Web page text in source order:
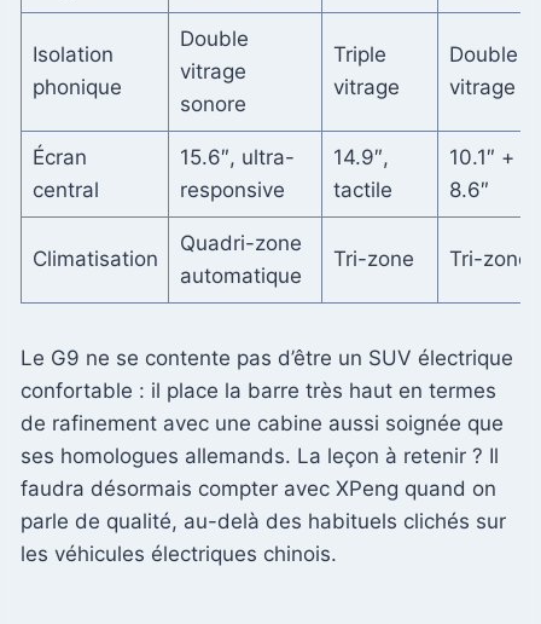
Isolation
phonique
Double
vitrage
sonore
Triple
vitrage
Double
vitrage
Écran
central
15.6″, ultra-
responsive
14.9″,
tactile
10.1″ +
8.6″
Climatisation
Quadri-zone
automatique
Tri-zone Tri-zone
Le G9 ne se contente pas d’être un SUV électrique
confortable : il place la barre très haut en termes
de rafinement avec une cabine aussi soignée que
ses homologues allemands. La leçon à retenir ? Il
faudra désormais compter avec XPeng quand on
parle de qualité, au-delà des habituels clichés sur
les véhicules électriques chinois.